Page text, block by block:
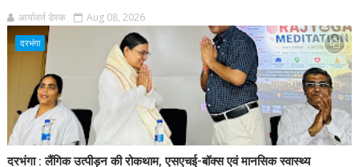
आर्यावर्त डेस्क Aug 08, 2026
दरभंगा
दरभंगा : लैंगिक उत्पीड़न की रोकथाम, एसएचई-बॉक्स एवं मानसिक स्वास्थ्य